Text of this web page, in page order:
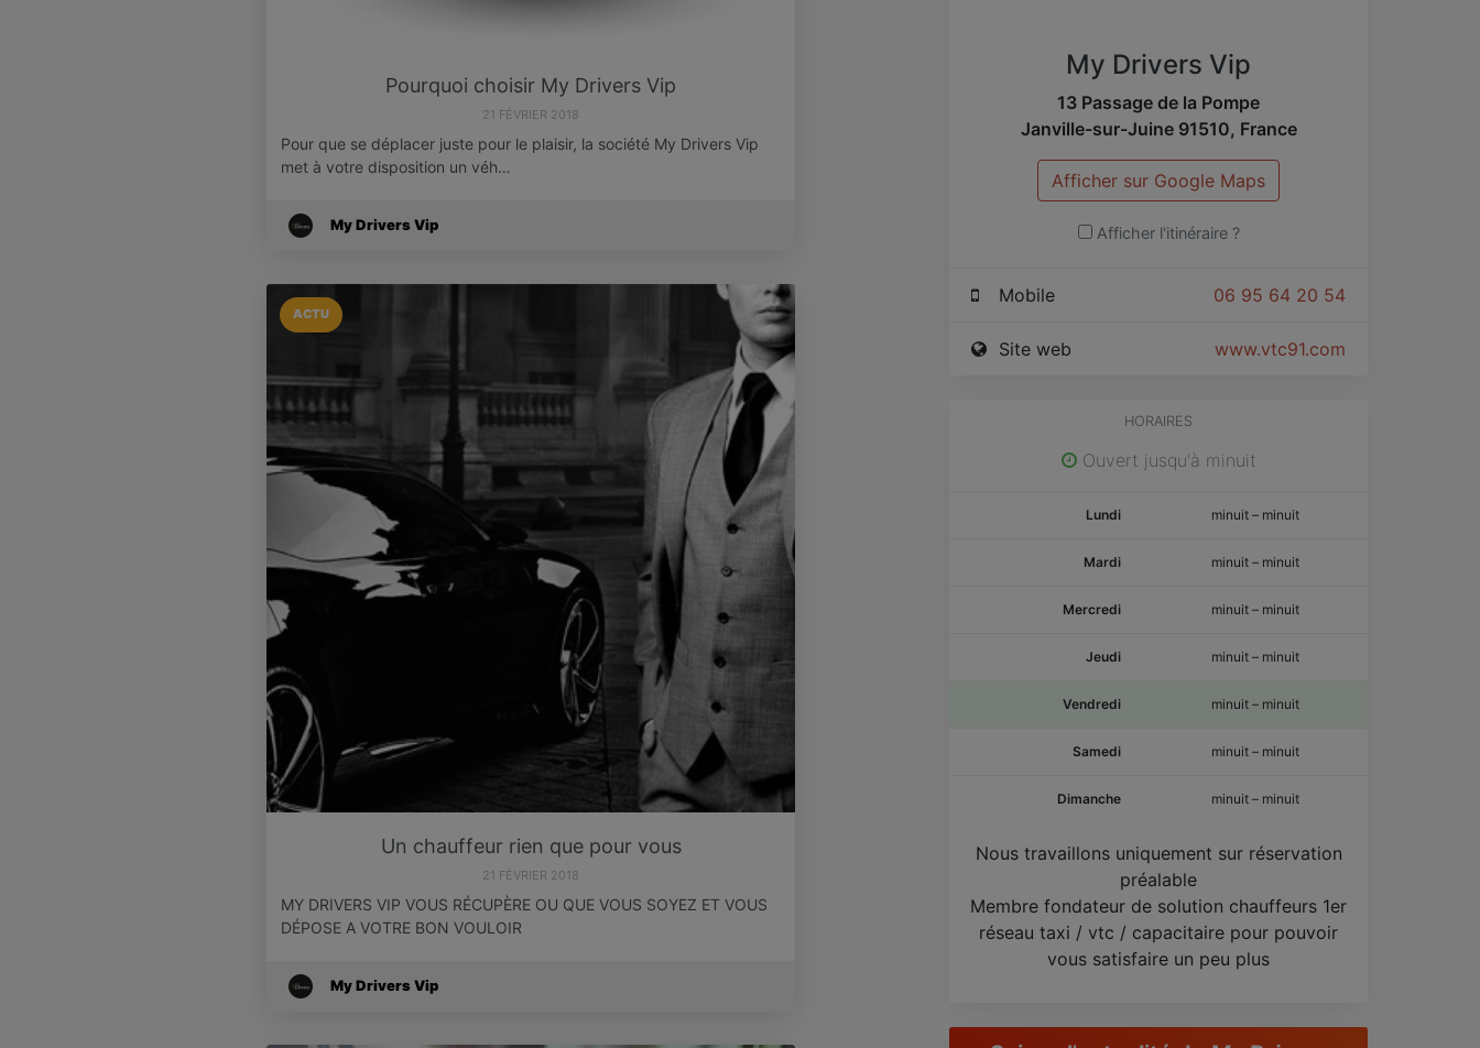
Pourquoi choisir My Drivers Vip
21 FÉVRIER 2018
Pour que se déplacer juste pour le plaisir, la société My Drivers Vip
met à votre disposition un véh…
My Drivers Vip
ACTU
Un chauffeur rien que pour vous
21 FÉVRIER 2018
MY DRIVERS VIP VOUS RÉCUPÈRE OU QUE VOUS SOYEZ ET VOUS
DÉPOSE A VOTRE BON VOULOIR
My Drivers Vip
My Drivers Vip
13 Passage de la Pompe
Janville-sur-Juine 91510, France
Afficher sur Google Maps
Afficher l'itinéraire ?
06 95 64 20 54
Mobile
www.vtc91.com
Site web
HORAIRES
Ouvert jusqu'à minuit
Lundi minuit – minuit
Mardi minuit – minuit
Mercredi minuit – minuit
Jeudi minuit – minuit
Vendredi minuit – minuit
Samedi minuit – minuit
Dimanche minuit – minuit
Nous travaillons uniquement sur réservation
préalable
Membre fondateur de solution chauffeurs 1er
réseau taxi / vtc / capacitaire pour pouvoir
vous satisfaire un peu plus